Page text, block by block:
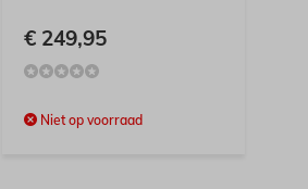
€ 249,95
Niet op voorraad